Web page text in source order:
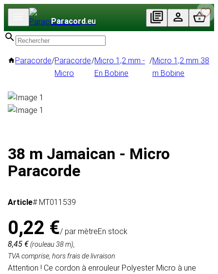
Paracord.eu
Paracorde/Paracorde
Micro
/Micro 1,2 mm -
En Bobine
/Micro 1,2 mm 38
m Bobine
38 m Jamaican - Micro
Paracorde
Article# MT011539
0,22 €/ par mètreEn stock
8,45 €(rouleau 38 m),
TVA comprise, hors frais de livraison
Attention ! Ce cordon à enrouleur Polyester Micro à une